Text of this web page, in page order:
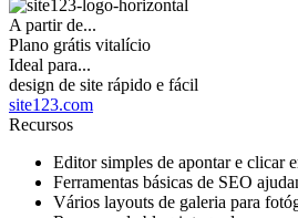
A partir de...
Plano grátis vitalício
Ideal para...
design de site rápido e fácil
site123.com
Recursos
Editor simples de apontar e clicar
Ferramentas básicas de SEO
Vários layouts de galeria para